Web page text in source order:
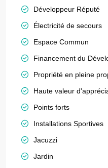
Développeur Réputé
Électricité de secours
Espace Commun
Financement du
Propriété en pleine
Haute valeur
Points forts
Installations Sportives
Jacuzzi
Jardin